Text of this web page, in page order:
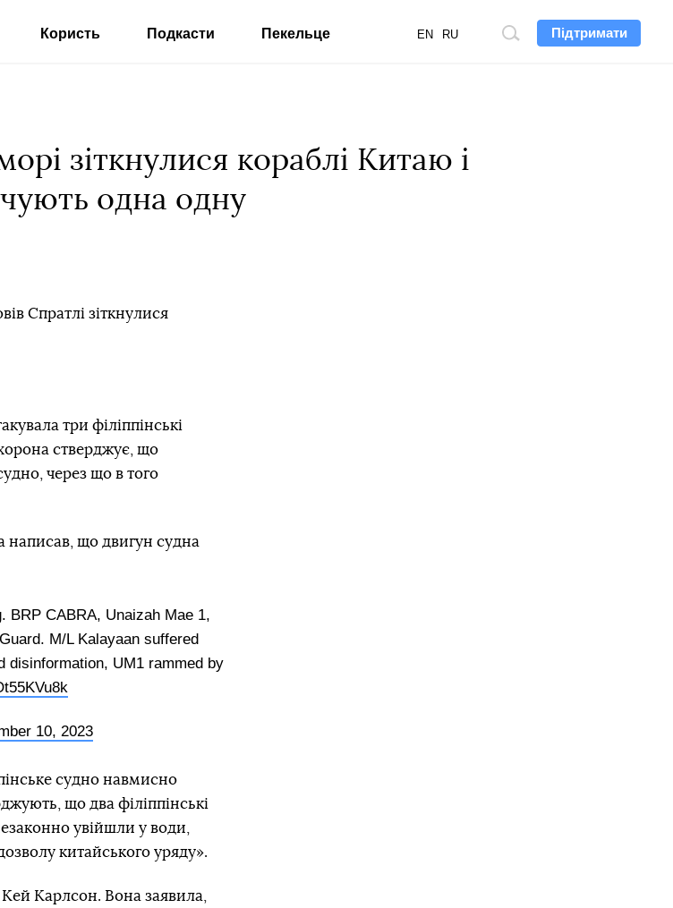
Підтримати
Пошук
EN RU
Користь Подкасти Пекельце
зіткнулися кораблі Китаю і
одна одну
Спратлі зіткнулися
три філіппінські
стверджує, що
через що в того
написав, що двигун судна
BRP CABRA, Unaizah Mae 1,
M/L Kalayaan suffered
disinformation, UM1 rammed by
10, 2023
судно навмисно
що два філіппінські
увійшли у води,
китайського уряду».
Карлсон. Вона заявила,